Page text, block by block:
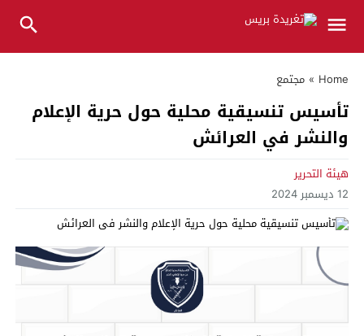
Home
» مجتمع
تأسيس تنسيقية محلية حول حرية الإعلام
والنشر في العرائش
هيئة التحرير
12 ديسمبر 2024